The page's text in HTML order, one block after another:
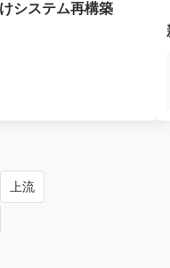
システム再構築
上流